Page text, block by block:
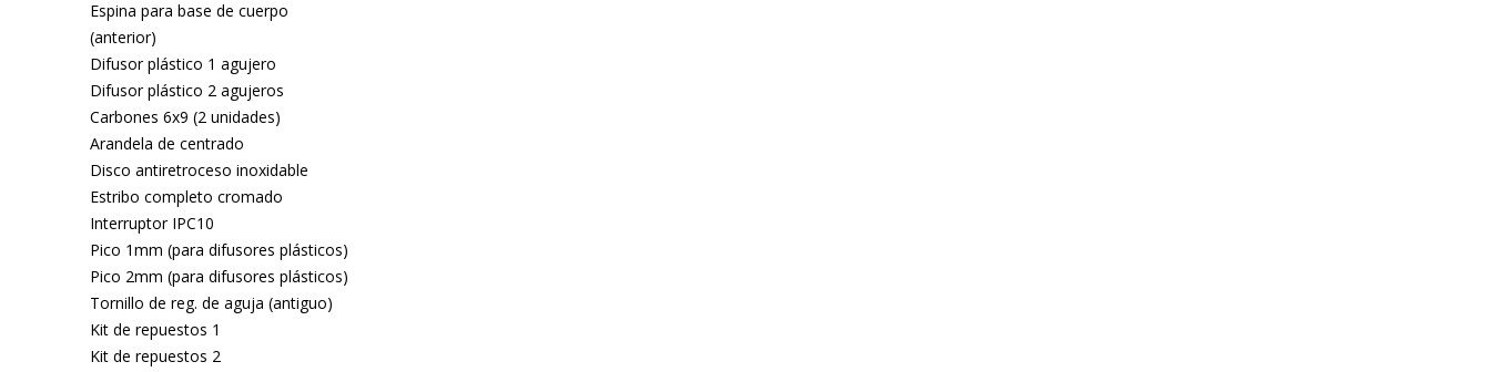
Espina para base de cuerpo
(anterior)
Difusor plástico 1 agujero
Difusor plástico 2 agujeros
Carbones 6x9 (2 unidades)
Arandela de centrado
Disco antiretroceso inoxidable
Estribo completo cromado
Interruptor IPC10
Pico 1mm (para difusores plásticos)
Pico 2mm (para difusores plásticos)
Tornillo de reg. de aguja (antiguo)
Kit de repuestos 1
Kit de repuestos 2